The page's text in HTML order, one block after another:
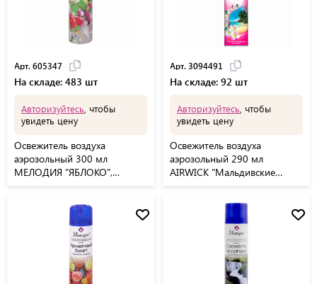
Арт. 605347
На складе: 483 шт
Авторизуйтесь , чтобы
увидеть цену
Освежитель воздуха
аэрозольный 300 мл
МЕЛОДИЯ "ЯБЛОКО",
Арт. 3094491
На складе: 92 шт
Авторизуйтесь , чтобы
увидеть цену
Освежитель воздуха
аэрозольный 290 мл
AIRWICK "Мальдивские